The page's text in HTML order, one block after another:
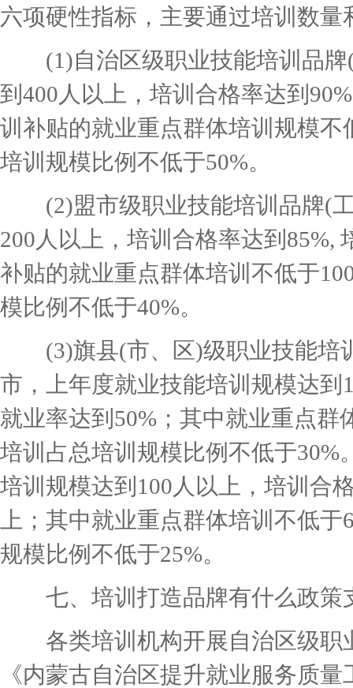
六项硬性指标，主要通过培训数
(1)自治区级职业技能培训品牌(
到400人以上，培训合格率达到
训补贴的就业重点群体培训规模
培训规模比例不低于50%。
(2)盟市级职业技能培训品牌(工
200人以上，培训合格率达到85%,
补贴的就业重点群体培训不低于
模比例不低于40%。
(3)旗县(市、区)级职业技能培
市，上年度就业技能培训规模达到
就业率达到50%；其中就业重点
培训占总培训规模比例不低于
培训规模达到100人以上，培训合
上；其中就业重点群体培训不低
规模比例不低于25%。
七、培训打造品牌有什么政策
各类培训机构开展自治区级职
《内蒙古自治区提升就业服务质